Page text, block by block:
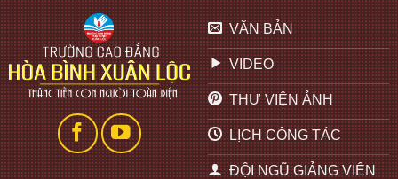
VĂN BẢN
VIDEO
THƯ VIỆN ẢNH
LỊCH CÔNG TÁC
ĐỘI NGŨ GIẢNG VIÊN